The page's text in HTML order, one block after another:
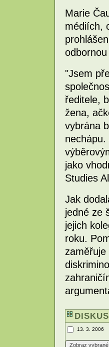
Marie
médiích,
"Jsem
ředitele,
žena,
vybrána
jako
Studies
Jak
jedné ze
jejich
roku.
13. 3. 2006